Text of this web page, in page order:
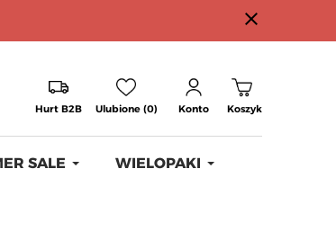
close
Hurt B2B Ulubione (0) Konto Koszyk
SALE WIELOPAKI